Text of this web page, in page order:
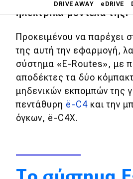
DRIVE AWAY eDRIVE
Main navigation
Επικαιρότητα
Νέα μοντέλα
Πρωτότυπα
Ελλάδα
Κόσμος
Ασφάλεια
Αγορά
ηλεκτρικά μοντέλα της.
Προκειμένου να παρέχει
της αυτή την εφαρμογή,
σύστημα «E-Routes», με
αποδέκτες τα δύο
μηδενικών εκπομπών της
πεντάθυρη ë-C4 και την
όγκων, ë-C4X.